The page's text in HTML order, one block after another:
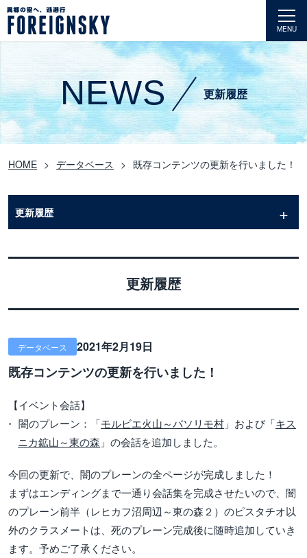
MENU
NEWS 更新履歴
HOME データベース 既存コンテンツの更新を行いました！
更新履歴
データベース 2021年2月19日
既存コンテンツの更新を行いました！
【イベント会話】
闇のプレーン：「モルビエ火山～バソリモ村 」および「キス
ニカ鉱山～東の森 」の会話を追加しました。
今回の更新で、闇のプレーンの全ページが完成しました！
まずはエンディングまで一通り会話集を完成させたいので、闇
のプレーン前半（レヒカフ沼周辺～東の森２）のピスタチオ以
外のクラスメートは、死のプレーン完成後に随時追加していき
ます。予めご了承ください。
更新履歴